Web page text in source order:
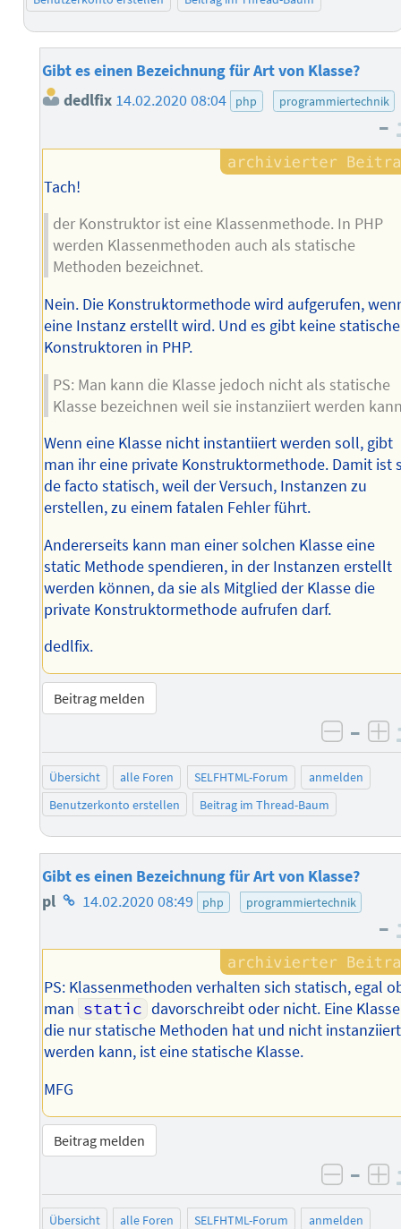
Gibt es einen Bezeichnung für Art von Klasse?
dedlfix 14.02.2020 08:04 php programmiertechnik
–
Tach!
der Konstruktor ist eine Klassenmethode. In PHP
werden Klassenmethoden auch als statische
Methoden bezeichnet.
Nein. Die Konstruktormethode wird aufgerufen,
eine Instanz erstellt wird. Und es gibt keine
Konstruktoren in PHP.
PS: Man kann die Klasse jedoch nicht als statische
Klasse bezeichnen weil sie instanziiert werden
Wenn eine Klasse nicht instantiiert werden soll, gibt
man ihr eine private Konstruktormethode. Damit ist
de facto statisch, weil der Versuch, Instanzen zu
erstellen, zu einem fatalen Fehler führt.
Andererseits kann man einer solchen Klasse eine
static Methode spendieren, in der Instanzen erstellt
werden können, da sie als Mitglied der Klasse die
private Konstruktormethode aufrufen darf.
dedlfix.
Beitrag melden
–
Übersicht alle Foren SELFHTML-Forum
anmelden
Benutzerkonto erstellen
Beitrag im Thread-Baum
Gibt es einen Bezeichnung für Art von Klasse?
pl Homepage
Autors
14.02.2020 08:49 php programmiertechnik
–
PS: Klassenmethoden verhalten sich statisch, egal
man static davorschreibt oder nicht. Eine Klasse
die nur statische Methoden hat und nicht instanziiert
werden kann, ist eine statische Klasse.
MFG
Beitrag melden
–
Übersicht alle Foren SELFHTML-Forum
anmelden